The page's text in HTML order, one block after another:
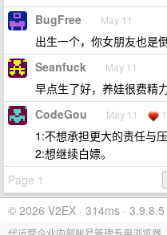
BugFree May 11
出生一个，你女朋友也是
Seanfuck May 11
早点生了好，养娃很费精
CodeGou May 11 1
1:不想承担更大的责任与压
2:想继续白嫖。
Page 1
© 2026 V2EX · 314ms · 3.9.8.5